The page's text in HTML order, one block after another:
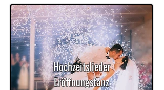
Hochzeitslieder
Eröffnungstanz